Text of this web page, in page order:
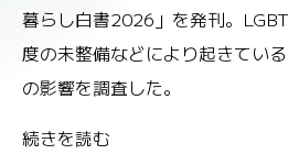
暮らし白書2026」を発刊。
度の未整備などにより起きてい
の影響を調査した。
続きを読む